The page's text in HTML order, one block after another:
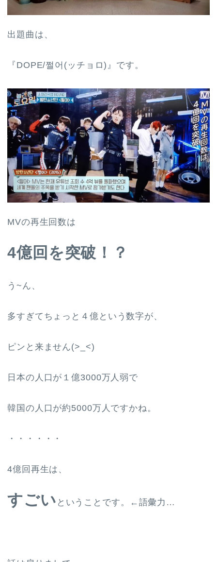
出題曲は、
『DOPE/쩔어(ッチョロ)』です。
MVの再生回数は
4億回を突破！？
う~ん、
多すぎてちょっと４億という数字が、
ピンと来ません(>_<)
日本の人口が１億3000万人弱で
韓国の人口が約5000万人ですかね。
・・・・・・
4億回再生は、
すごい ということです。←語彙力…